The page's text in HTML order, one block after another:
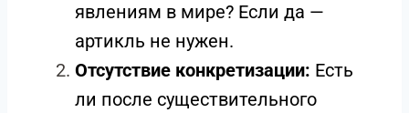
явлениям в мире? Если да —
артикль не нужен.
Отсутствие конкретизации: Есть
ли после существительного